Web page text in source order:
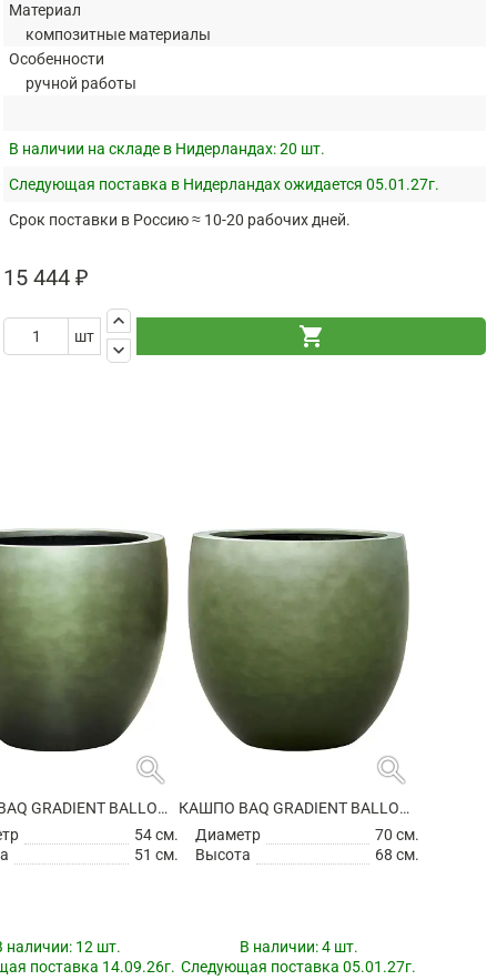
Материал
композитные материалы
Особенности
ручной работы
В наличии на складе в Нидерландах:20 шт.
Следующая поставка в Нидерландах ожидается 05.01.27г.
Срок поставки в Россию ≈ 10-20 рабочих дней.
15 444 ₽
шт
keyboard_arrow_up
keyboard_arrow_down
shopping_cart
search
КАШПО BAQ GRADIENT BALLOON MATT FOREST GREEN
54 см.
51 см.
наличии: 12 шт.
поставка 14.09.26г.
search
КАШПО BAQ GRADIENT BALLOON MATT FOREST GREEN
Диаметр
70 см.
Высота
68 см.
В наличии:4 шт.
Следующая поставка 05.01.27г.